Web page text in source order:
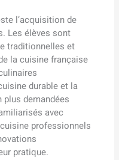
l’acquisition de
Les élèves sont
traditionnelles et
la cuisine française
durable et la
demandées
avec
professionnels
pratique.